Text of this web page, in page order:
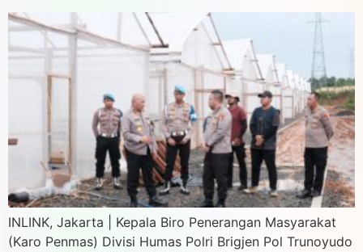
INLINK, Jakarta | Kepala Biro Penerangan Masyarakat
(Karo Penmas) Divisi Humas Polri Brigjen Pol Trunoyudo